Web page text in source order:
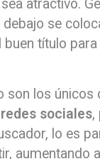
atractivo.
se
título para
son los únicos
redes sociales,
lo es
aumentando